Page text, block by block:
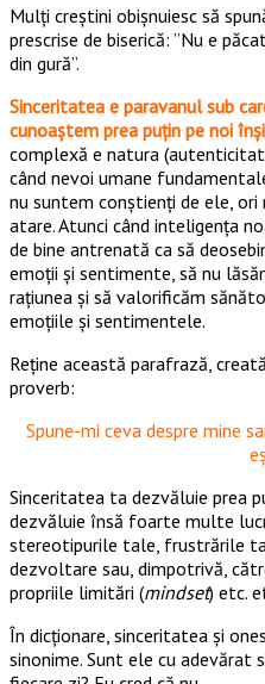
Mulți creștini obișnuiesc să
prescrise de biserică: ”Nu e
din gură”.
Sinceritatea e paravanul sub
cunoaștem prea puțin pe noi
complexă e natura
când nevoi umane
nu suntem conștienți de ele,
atare. Atunci când inteligența
de bine antrenată ca să
emoții și sentimente, să nu
rațiunea și să valorificăm
emoțiile și sentimentele.
Reține această parafrază,
proverb:
Spune-mi ceva despre mine
Sinceritatea ta dezvăluie prea
dezvăluie însă foarte multe
stereotipurile tale, frustrările
dezvoltare sau, dimpotrivă,
propriile limitări (mindset) etc.
În dicționare, sinceritatea și
sinonime. Sunt ele cu adevărat